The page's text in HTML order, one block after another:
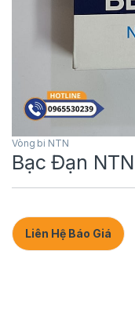
Vòng bi NTN
Bạc Đạn
Liên Hệ Báo Giá